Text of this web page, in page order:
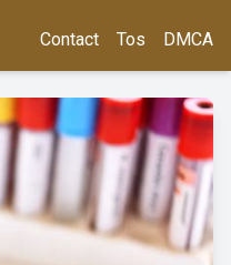
Contact Tos DMCA